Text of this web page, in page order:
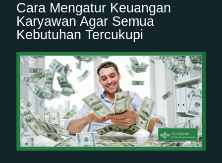
Cara Mengatur Keuangan
Karyawan Agar Semua
Kebutuhan Tercukupi